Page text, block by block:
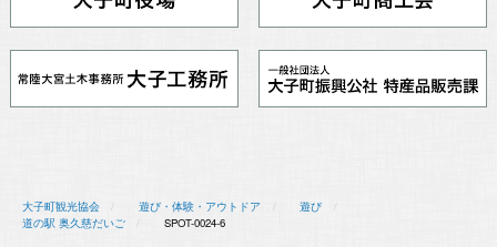
大子町観光協会 遊び・体験・アウトドア
遊び
道の駅 奥久慈だいご
SPOT-0024-6